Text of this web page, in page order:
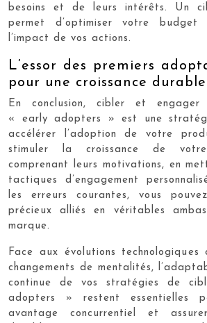
besoins et de leurs intérêts. Un
permet d’optimiser votre budget
l’impact de vos actions.
L’essor des premiers
pour une croissance durable
En conclusion, cibler et engager
« early adopters » est une
accélérer l’adoption de votre
stimuler la croissance de
comprenant leurs motivations, en
tactiques d’engagement
les erreurs courantes, vous
précieux alliés en véritables
marque.
Face aux évolutions technologiques
changements de mentalités,
continue de vos stratégies de
adopters » restent essentielles
avantage concurrentiel et